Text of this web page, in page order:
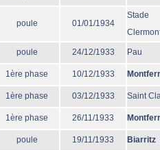
poule 01/01/1934
Stade
poule 24/12/1933 Pau
1ère phase 10/12/1933
1ère phase 03/12/1933 Saint
1ère phase 26/11/1933
poule 19/11/1933 Biarritz